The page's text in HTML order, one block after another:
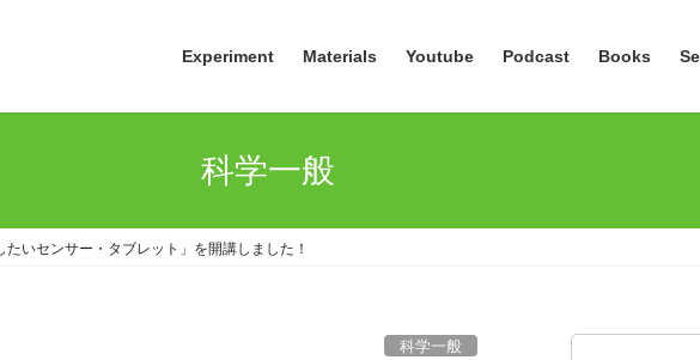
Experiment Materials Youtube Podcast Books
科学一般
いセンサー・タブレット」を開講しました！
科学一般